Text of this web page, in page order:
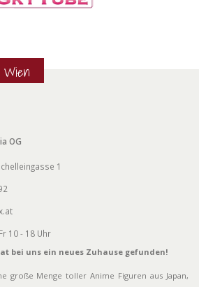
OG
1
10 - 18 Uhr
bei uns ein neues Zuhause gefunden!
große Menge toller Anime Figuren aus Japan,